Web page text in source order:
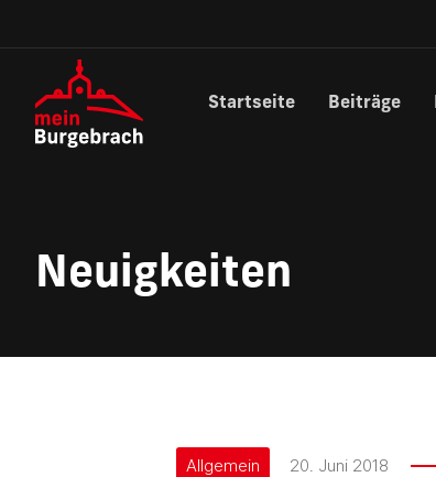
Startseite Beiträge
Neuigkeiten
Allgemein 20. Juni 2018